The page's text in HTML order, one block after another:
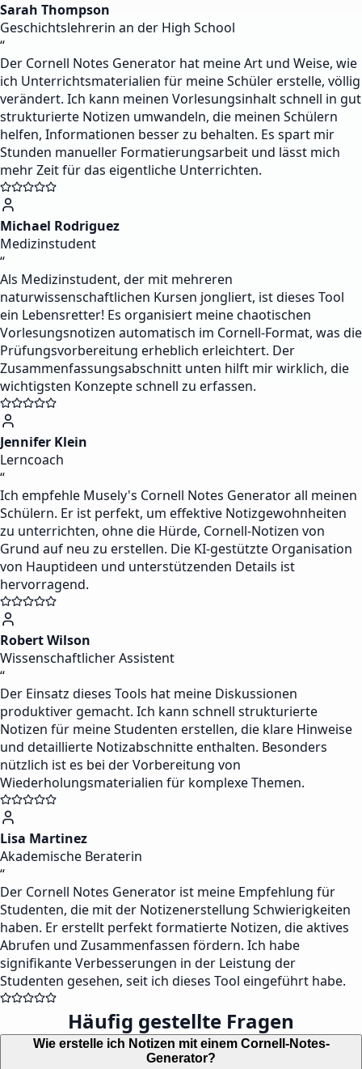
Sarah Thompson
Geschichtslehrerin an der High School
“
Der Cornell Notes Generator hat meine Art und Weise, wie
ich Unterrichtsmaterialien für meine Schüler erstelle, völlig
verändert. Ich kann meinen Vorlesungsinhalt schnell in gut
strukturierte Notizen umwandeln, die meinen Schülern
helfen, Informationen besser zu behalten. Es spart mir
Stunden manueller Formatierungsarbeit und lässt mich
mehr Zeit für das eigentliche Unterrichten.
Michael Rodriguez
Medizinstudent
“
Als Medizinstudent, der mit mehreren
naturwissenschaftlichen Kursen jongliert, ist dieses Tool
ein Lebensretter! Es organisiert meine chaotischen
Vorlesungsnotizen automatisch im Cornell-Format, was die
Prüfungsvorbereitung erheblich erleichtert. Der
Zusammenfassungsabschnitt unten hilft mir wirklich, die
wichtigsten Konzepte schnell zu erfassen.
Jennifer Klein
Lerncoach
“
Ich empfehle Musely's Cornell Notes Generator all meinen
Schülern. Er ist perfekt, um effektive Notizgewohnheiten
zu unterrichten, ohne die Hürde, Cornell-Notizen von
Grund auf neu zu erstellen. Die KI-gestützte Organisation
von Hauptideen und unterstützenden Details ist
hervorragend.
Robert Wilson
Wissenschaftlicher Assistent
“
Der Einsatz dieses Tools hat meine Diskussionen
produktiver gemacht. Ich kann schnell strukturierte
Notizen für meine Studenten erstellen, die klare Hinweise
und detaillierte Notizabschnitte enthalten. Besonders
nützlich ist es bei der Vorbereitung von
Wiederholungsmaterialien für komplexe Themen.
Lisa Martinez
Akademische Beraterin
“
Der Cornell Notes Generator ist meine Empfehlung für
Studenten, die mit der Notizenerstellung Schwierigkeiten
haben. Er erstellt perfekt formatierte Notizen, die aktives
Abrufen und Zusammenfassen fördern. Ich habe
signifikante Verbesserungen in der Leistung der
Studenten gesehen, seit ich dieses Tool eingeführt habe.
Häufig gestellte Fragen
Wie erstelle ich Notizen mit einem Cornell-Notes-
Generator?